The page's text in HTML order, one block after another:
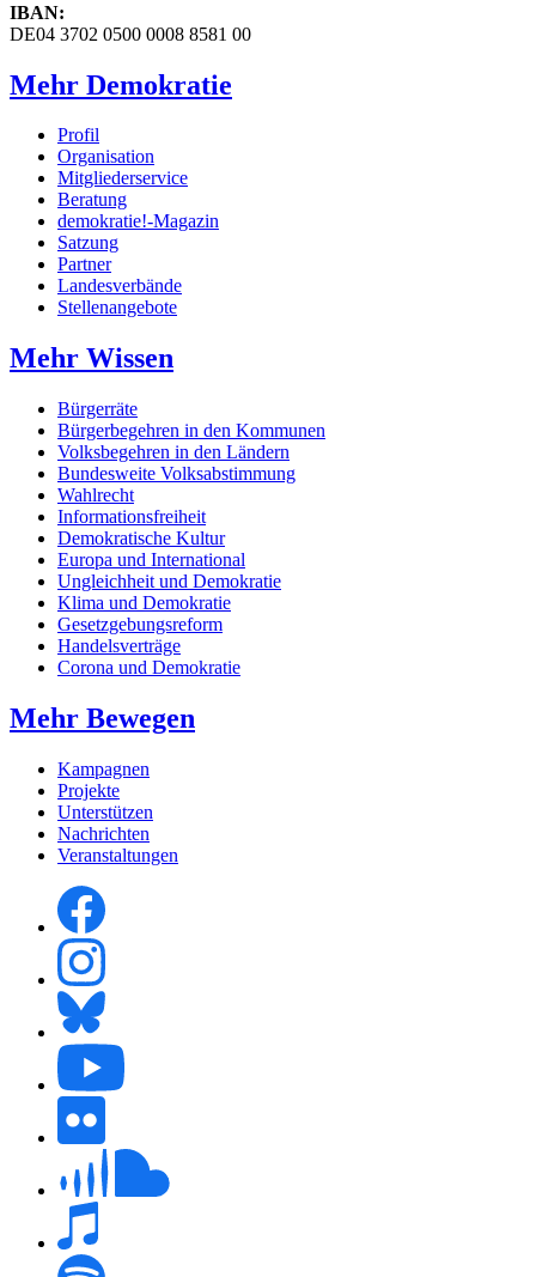
IBAN:
DE04 3702 0500 0008 8581 00
Mehr Demokratie
Profil
Organisation
Mitgliederservice
Beratung
demokratie!-Magazin
Satzung
Partner
Landesverbände
Stellenangebote
Mehr Wissen
Bürgerräte
Bürgerbegehren in den Kommunen
Volksbegehren in den Ländern
Bundesweite Volksabstimmung
Wahlrecht
Informationsfreiheit
Demokratische Kultur
Europa und International
Ungleichheit und Demokratie
Klima und Demokratie
Gesetzgebungsreform
Handelsverträge
Corona und Demokratie
Mehr Bewegen
Kampagnen
Projekte
Unterstützen
Nachrichten
Veranstaltungen